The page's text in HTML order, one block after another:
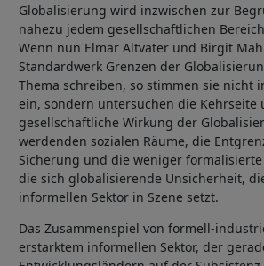
Globalisierung wird inzwischen zur
nahezu jedem gesellschaftlichen
Wenn nun Elmar Altvater und Birgit
Standardwerk Grenzen der
Thema schreiben, so stimmen sie nicht
ein, sondern untersuchen die Kehrseite
gesellschaftliche Wirkung der
werdenden sozialen Räume, die
Sicherung und die weniger
die sich globalisierende Unsicherheit,
informellen Sektor in Szene setzt.
Das Zusammenspiel von formell-
erstarktem informellen Sektor, der